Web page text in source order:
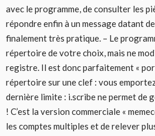
avec le programme, de consulter les
répondre enfin à un message datant
finalement très pratique. – Le
répertoire de votre choix, mais ne
registre. Il est donc parfaitement «
répertoire sur une clef : vous
dernière limite : i.scribe ne permet de
! C’est la version commerciale «
les comptes multiples et de relever